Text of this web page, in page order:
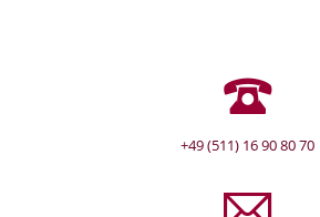
+49 (511) 16 90 80 70